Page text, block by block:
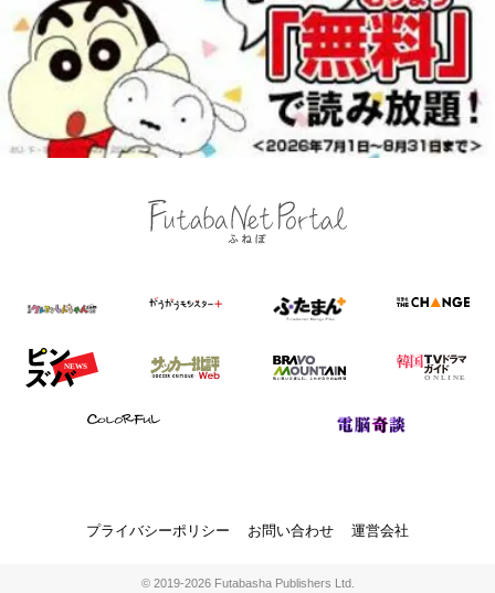
プライバシーポリシー お問い合わせ 運営会社
© 2019-2026 Futabasha Publishers Ltd.